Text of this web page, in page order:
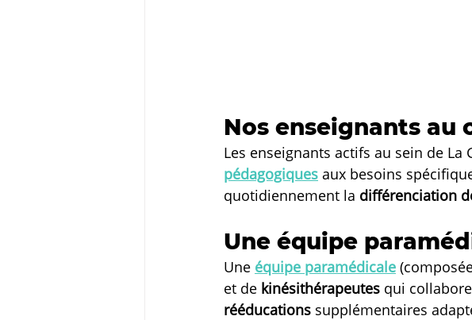
Nos enseignants
Les enseignants actifs au sein de
pédagogiques aux besoins
quotidiennement la différenciation
Une équipe
Une équipe paramédicale
et de kinésithérapeutes qui
rééducations supplémentaires